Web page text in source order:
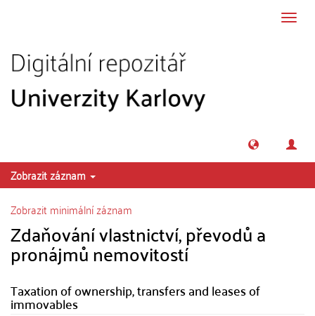
Zobrazit záznam
Zobrazit minimální záznam
Zdaňování vlastnictví, převodů a
pronájmů nemovitostí
Taxation of ownership, transfers and leases of
immovables